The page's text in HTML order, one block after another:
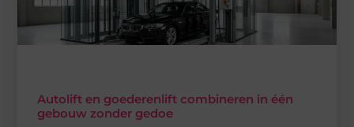
Autolift en goederenlift combineren in één
gebouw zonder gedoe